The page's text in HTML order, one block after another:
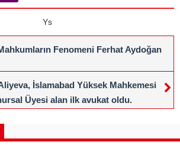
Ys
Fenomeni Ferhat Aydoğan
İslamabad Yüksek Mahkemesi
Üyesi alan ilk avukat oldu.